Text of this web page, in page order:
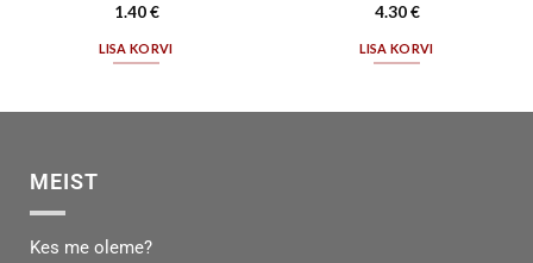
1.40€
LISA KORVI
4.30€
LISA KORVI
MEIST
Kes me oleme?